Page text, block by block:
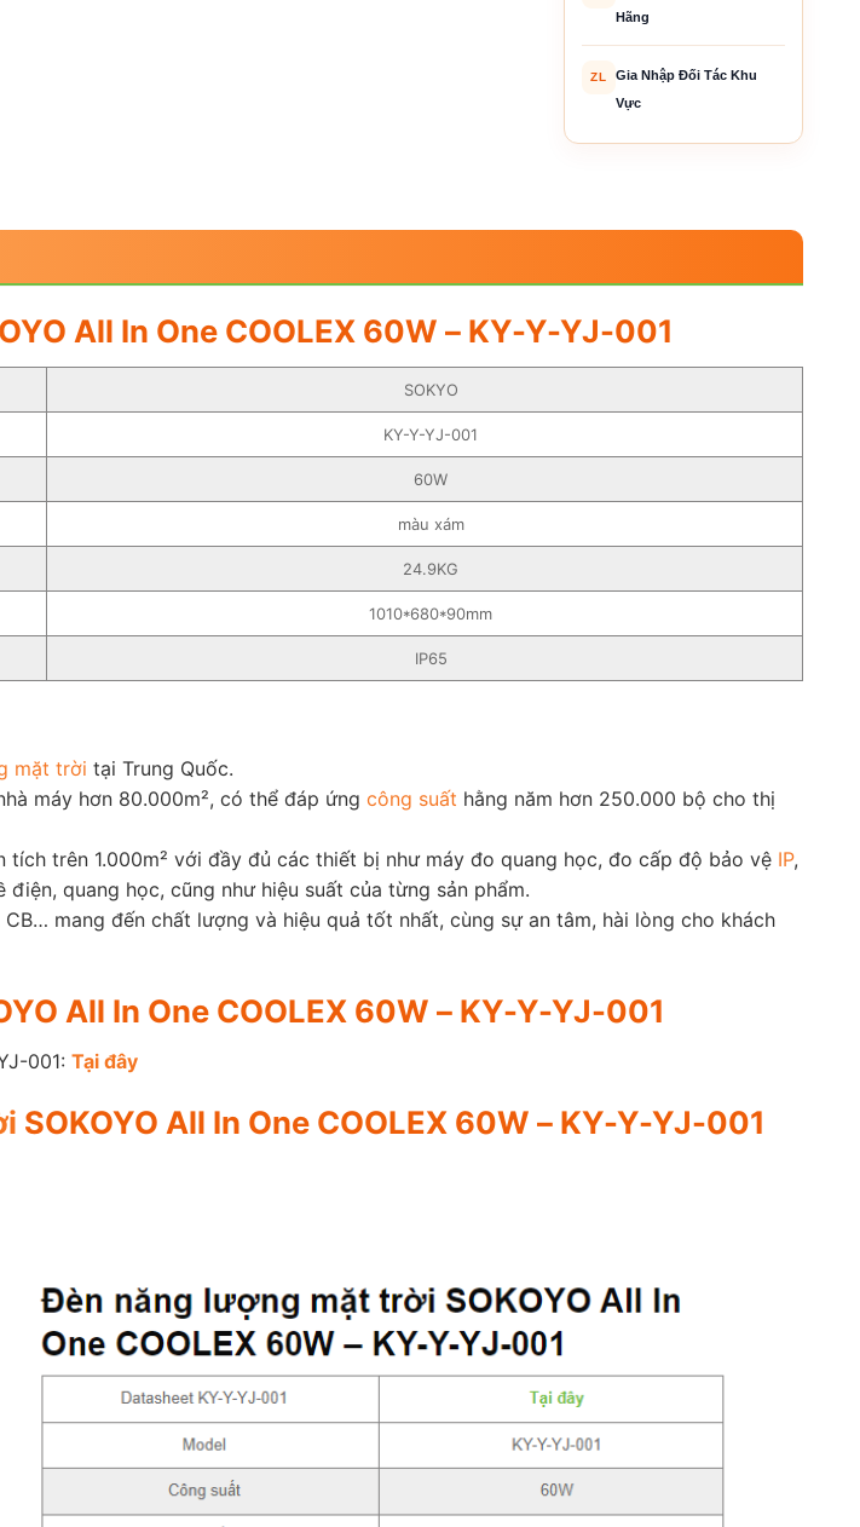
Hãng
ZL
Gia Nhập Đối Tác Khu
Vực
All In One COOLEX 60W – KY-Y-YJ-001
SOKYO
KY-Y-YJ-001
60W
màu xám
24.9KG
1010*680*90mm
IP65
mặt trời tại Trung Quốc.
máy hơn 80.000m², có thể đáp ứng công suất hằng năm hơn 250.000 bộ cho thị
trên 1.000m² với đầy đủ các thiết bị như máy đo quang học, đo cấp độ bảo vệ IP,
quang học, cũng như hiệu suất của từng sản phẩm.
CB… mang đến chất lượng và hiệu quả tốt nhất, cùng sự an tâm, hài lòng cho khách
All In One COOLEX 60W – KY-Y-YJ-001
001: Tại đây
SOKOYO All In One COOLEX 60W – KY-Y-YJ-001